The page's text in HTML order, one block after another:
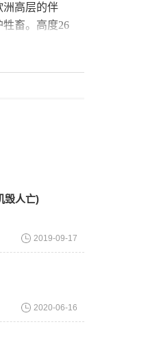
洲高层的伴
畜。高度26
的任何人所
的动物也值
前线。安纳托
主人。高度
毁人亡)
2019-09-17
2020-06-16